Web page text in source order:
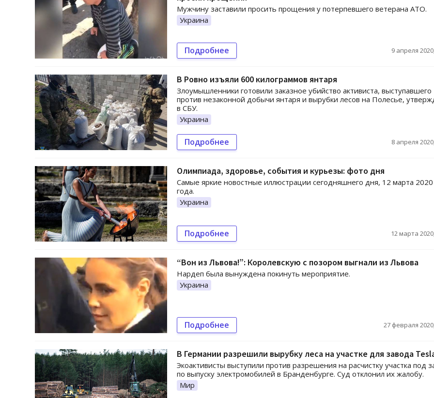
Мужчину заставили просить прощения у потерпевшего ветерана АТО.
Украина
Подробнее 9 апреля
В Ровно изъяли 600 килограммов янтаря
Злоумышленники готовили заказное убийство активиста, выступавшего
против незаконной добычи янтаря и вырубки лесов на Полесье,
в СБУ.
Украина
Подробнее 8 апреля
Олимпиада, здоровье, события и курьезы: фото дня
Самые яркие новостные иллюстрации сегодняшнего дня, 12 марта 2020
года.
Украина
Подробнее 12 марта
“Вон из Львова!”: Королевскую с позором выгнали из Львова
Нардеп была вынуждена покинуть мероприятие.
Украина
Подробнее 27 февраля
В Германии разрешили вырубку леса на участке для завода
Экоактивисты выступили против разрешения на расчистку участка под
по выпуску электромобилей в Бранденбурге. Суд отклонил их жалобу.
Мир